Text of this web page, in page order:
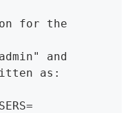
for the
and
as: